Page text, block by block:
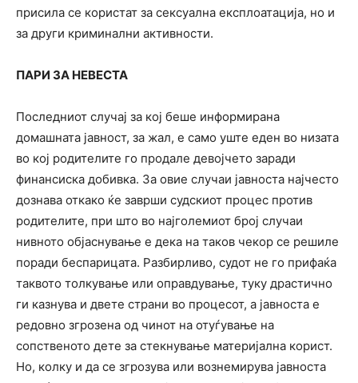
присила се користат за сексуална експлоатација, но и
за други криминални активности.
ПАРИ ЗА НЕВЕСТА
Последниот случај за кој беше информирана
домашната јавност, за жал, е само уште еден во низата
во кој родителите го продале девојчето заради
финансиска добивка. За овие случаи јавноста најчесто
дознава откако ќе заврши судскиот процес против
родителите, при што во најголемиот број случаи
нивното објаснување е дека на таков чекор се решиле
поради беспарицата. Разбирливо, судот не го прифаќа
таквото толкување или оправдување, туку драстично
ги казнува и двете страни во процесот, а јавноста е
редовно згрозена од чинот на отуѓување на
сопственото дете за стекнување материјална корист.
Но, колку и да се згрозува или вознемирува јавноста